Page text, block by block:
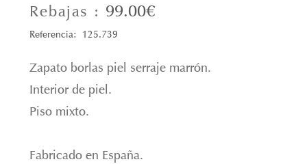
Rebajas : 99.00€
Referencia: 125.739
Zapato borlas piel serraje marrón.
Interior de piel.
Piso mixto.
Fabricado en España.